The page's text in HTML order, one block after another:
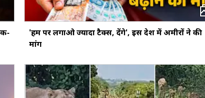
'हम पर लगाओ ज्यादा टैक्स, देंगे', इस देश में अमीरों ने की
मांग